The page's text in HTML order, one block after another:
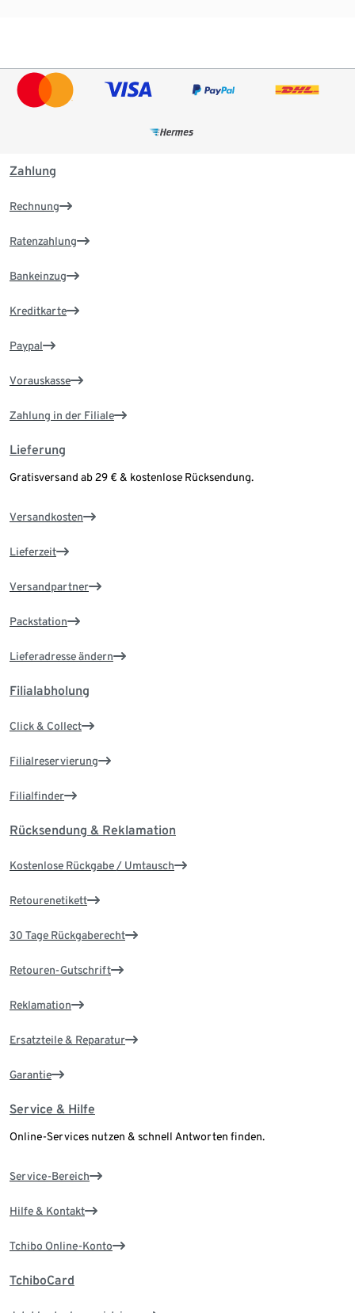
Zahlung
Rechnung
Ratenzahlung
Bankeinzug
Kreditkarte
Paypal
Vorauskasse
Zahlung in der Filiale
Lieferung
Gratisversand ab 29 € & kostenlose Rücksendung.
Versandkosten
Lieferzeit
Versandpartner
Packstation
Lieferadresse ändern
Filialabholung
Click & Collect
Filialreservierung
Filialfinder
Rücksendung & Reklamation
Kostenlose Rückgabe / Umtausch
Retourenetikett
30 Tage Rückgaberecht
Retouren-Gutschrift
Reklamation
Ersatzteile & Reparatur
Garantie
Service & Hilfe
Online-Services nutzen & schnell Antworten finden.
Service-Bereich
Hilfe & Kontakt
Tchibo Online-Konto
TchiboCard